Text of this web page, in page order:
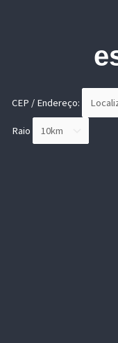
CEP / Endereço:
Raio